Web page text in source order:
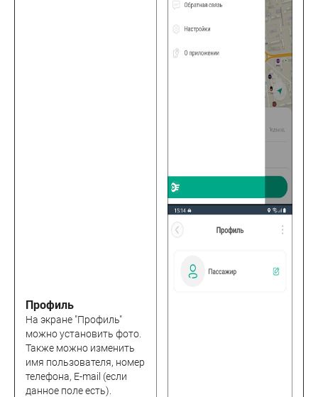
Профиль
На экране "Профиль"
можно установить фото.
Также можно изменить
имя пользователя, номер
телефона, E-mail (если
данное поле есть).